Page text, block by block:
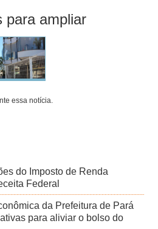
para ampliar
essa notícia.
do Imposto de Renda
Federal
da Prefeitura de Pará
para aliviar o bolso do